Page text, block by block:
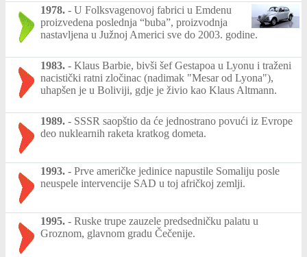
1978. - U Folksvagenovoj fabrici u Emdenu
proizvedena poslednja “buba”, proizvodnja
nastavljena u Južnoj Americi sve do 2003. godine.
1983. - Klaus Barbie, bivši šef Gestapoa u Lyonu i traženi
nacistički ratni zločinac (nadimak "Mesar od Lyona"),
uhapšen je u Boliviji, gdje je živio kao Klaus Altmann.
1989. - SSSR saopštio da će jednostrano povući iz Evrope
deo nuklearnih raketa kratkog dometa.
1993. - Prve američke jedinice napustile Somaliju posle
neuspele intervencije SAD u toj afričkoj zemlji.
1995. - Ruske trupe zauzele predsedničku palatu u
Groznom, glavnom gradu Čečenije.